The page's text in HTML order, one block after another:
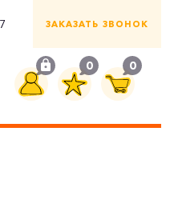
ЗАКАЗАТЬ ЗВОНОК
0 0